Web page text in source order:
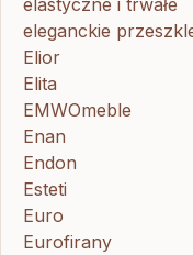
elastyczne i trwałe
eleganckie
Elior
Elita
EMWOmeble
Enan
Endon
Esteti
Euro
Eurofirany